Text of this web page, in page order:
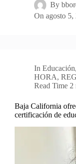
By
On agosto 5,
In Educación
HORA,
Read Time 2
Baja California
certificación de